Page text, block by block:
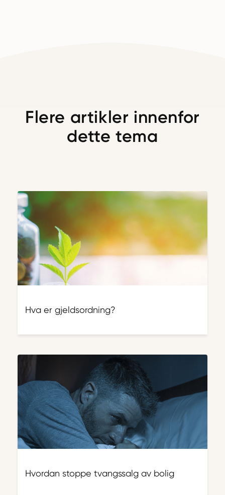
Flere artikler innenfor
dette tema
Hva er gjeldsordning?
Hvordan stoppe tvangssalg av bolig